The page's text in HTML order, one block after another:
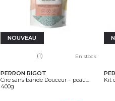
NOUVEAU
(1) En stock
PERRON RIGOT
Cire sans bande Douceur – peau...
400g
Kit